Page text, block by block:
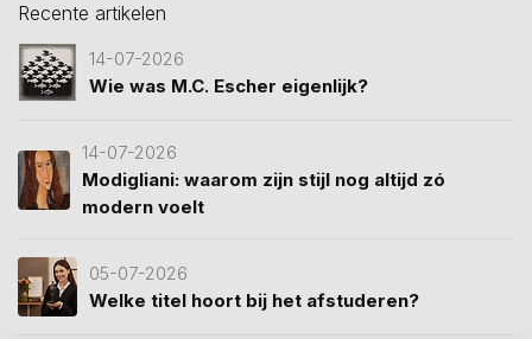
Recente artikelen
14-07-2026
Wie was M.C. Escher eigenlijk?
14-07-2026
Modigliani: waarom zijn stijl nog altijd zó
modern voelt
05-07-2026
Welke titel hoort bij het afstuderen?